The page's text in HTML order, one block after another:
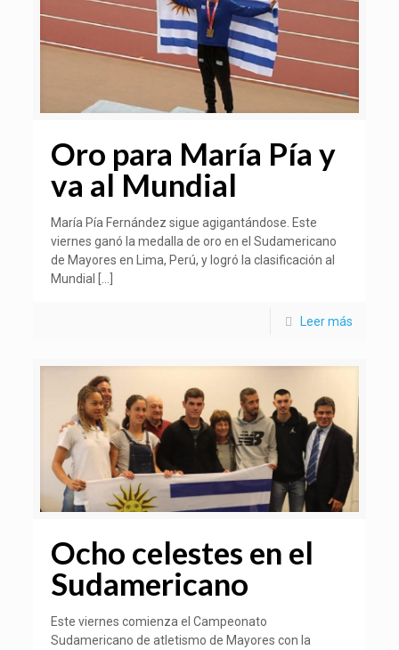
Oro para María Pía y
va al Mundial
María Pía Fernández sigue agigantándose. Este
viernes ganó la medalla de oro en el Sudamericano
de Mayores en Lima, Perú, y logró la clasificación al
Mundial
[…]
Leer más
Ocho celestes en el
Sudamericano
Este viernes comienza el Campeonato
Sudamericano de atletismo de Mayores con la